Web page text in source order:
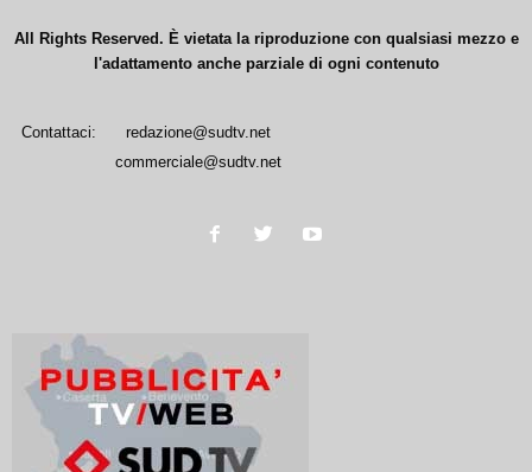
All Rights Reserved. È vietata la riproduzione con qualsiasi mezzo e
l'adattamento anche parziale di ogni contenuto
Contattaci:
redazione@sudtv.net
commerciale@sudtv.net